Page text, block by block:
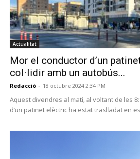
Actualitat
Mor el conductor d’un
col·lidir amb un autobús...
Redacció - 18 octubre 2024 2:34 PM
Aquest divendres al matí, al voltant de les
d’un patinet elèctric ha estat traslladat en